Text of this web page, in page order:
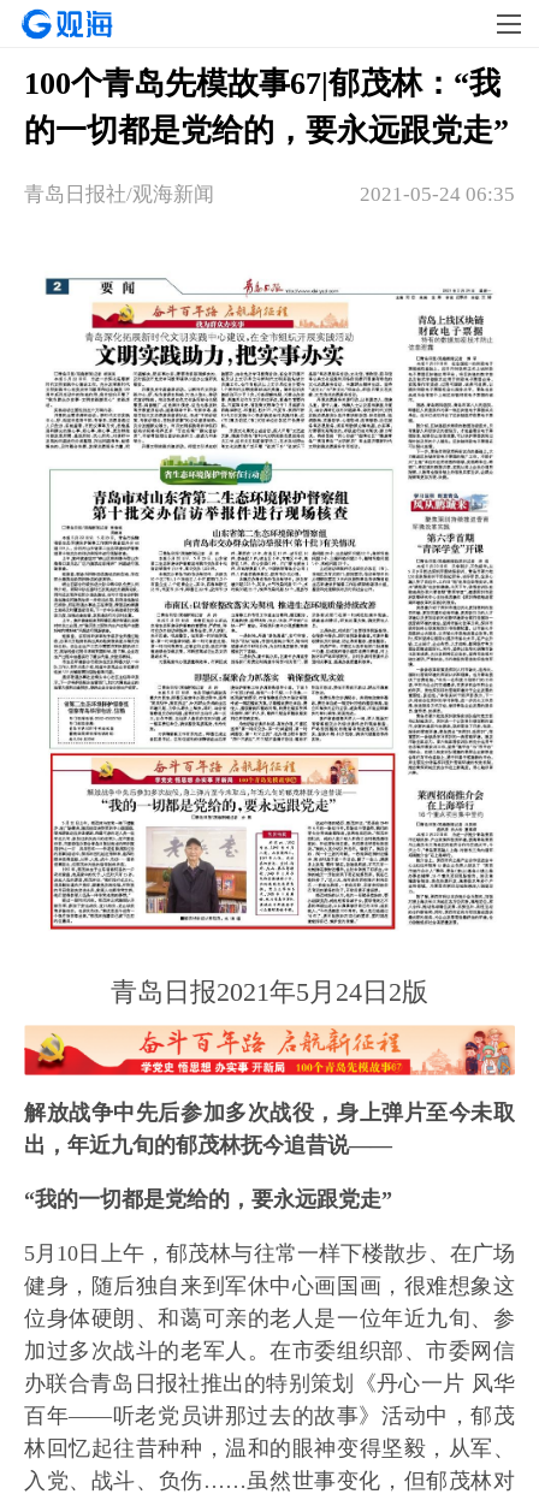
100个青岛先模故事67|郁茂林：“我
的一切都是党给的，要永远跟党走”
2021-05-24 06:35
青岛日报社/观海新闻
青岛日报2021年5月24日2版
解放战争中先后参加多次战役，身上弹片至今未取
出，年近九旬的郁茂林抚今追昔说——
“我的一切都是党给的，要永远跟党走”
5月10日上午，郁茂林与往常一样下楼散步、在广场
健身，随后独自来到军休中心画国画，很难想象这
位身体硬朗、和蔼可亲的老人是一位年近九旬、参
加过多次战斗的老军人。在市委组织部、市委网信
办联合青岛日报社推出的特别策划《丹心一片 风华
百年——听老党员讲那过去的故事》活动中，郁茂
林回忆起往昔种种，温和的眼神变得坚毅，从军、
入党、战斗、负伤……虽然世事变化，但郁茂林对